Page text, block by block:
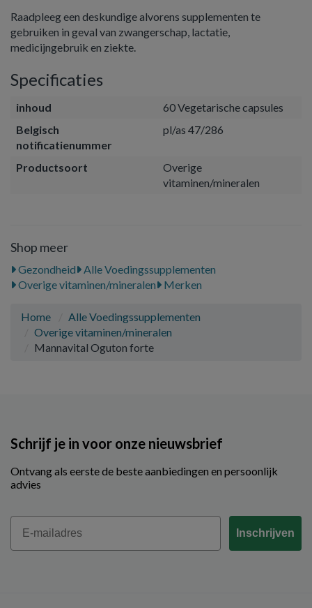
Raadpleeg een deskundige alvorens supplementen te
gebruiken in geval van zwangerschap, lactatie,
medicijngebruik en ziekte.
Specificaties
inhoud
60 Vegetarische capsules
Belgisch
notificatienummer
pl/as 47/286
Productsoort
Overige
vitaminen/mineralen
Shop meer
Gezondheid
Alle Voedingssupplementen
Overige vitaminen/mineralen
Merken
Home
Alle Voedingssupplementen
Overige vitaminen/mineralen
Mannavital Oguton forte
Schrijf je in voor onze nieuwsbrief
Ontvang als eerste de beste aanbiedingen en persoonlijk
advies
Email
Inschrijven